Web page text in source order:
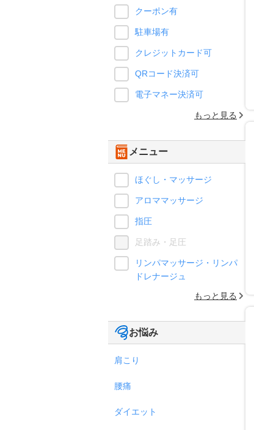
クーポン有
駐車場有
クレジットカード可
QRコード決済可
電子マネー決済可
もっと見る
メニュー
ほぐし・マッサージ
アロママッサージ
指圧
足踏み・足圧
リンパマッサージ・リンパ
ドレナージュ
もっと見る
お悩み
肩こり
腰痛
ダイエット